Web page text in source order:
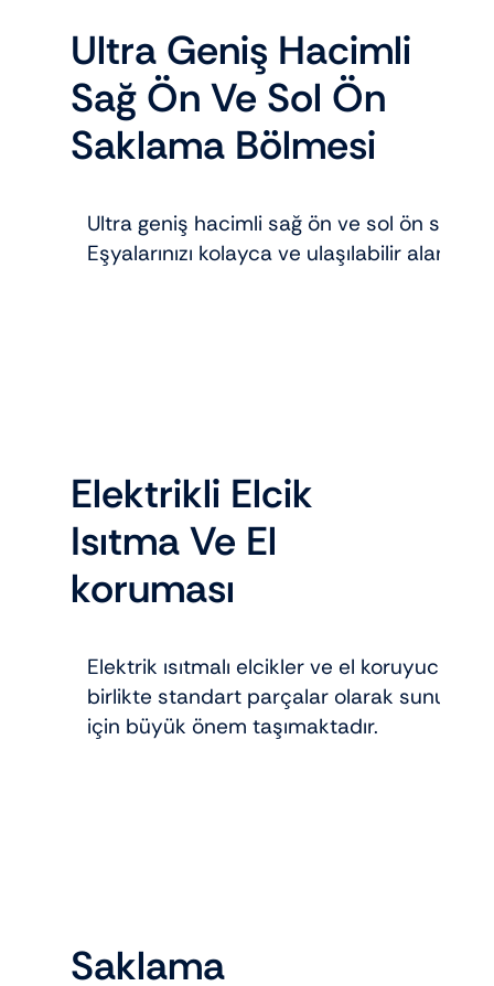
Ultra Geniş Hacimli
Sağ Ön Ve Sol Ön
Saklama Bölmesi
Ultra geniş hacimli sağ ön ve sol ön
Eşyalarınızı kolayca ve ulaşılabilir
Elektrikli Elcik
Isıtma Ve El
koruması
Elektrik ısıtmalı elcikler ve el koruyucu
birlikte standart parçalar olarak
için büyük önem taşımaktadır.
Saklama